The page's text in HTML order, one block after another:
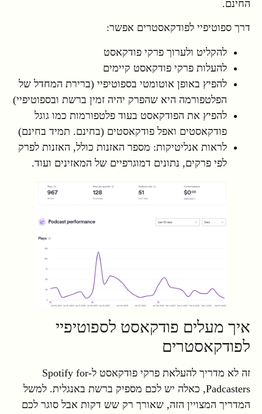
החינם.
דרך ספוטיפיי לפודקאסטרים אפשר:
להקליט ולערוך פרקי פודקאסט
להעלות פרקי פודקאסט קיימים
להפיץ באופן אוטומטי בספוטיפיי (ברירת המחדל של
הפלטפורמה היא שהפרק יהיה זמין ברשת ובספוטיפיי)
להפיץ את הפודקאסט בעוד פלטפורמות כמו גוגל
פודקאסטים ואפל פודקאסטים (בחינם. תמיד בחינם)
לראות אנליטיקות: מספר האזנות כולל, האזנות לפרק
לפי פרקים, נתונים דמוגרפיים של המאזינים ועוד.
איך מעלים פודקאסט לספוטיפיי
לפודקאסטרים
זה לא מדריך להעלאת פרקי פודקאסט ל-Spotify for
Padcasters, כאלה יש לכם מספיק ברשת באנגלית. למשל
המדריך המצויין הזה, שאורך רק שש דקות אבל סוגר לכם